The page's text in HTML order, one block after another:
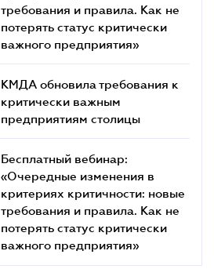
требования и правила. Как не
потерять статус критически
важного предприятия»
КМДА обновила требования к
критически важным
предприятиям столицы
Бесплатный вебинар:
«Очередные изменения в
критериях критичности: новые
требования и правила. Как не
потерять статус критически
важного предприятия»